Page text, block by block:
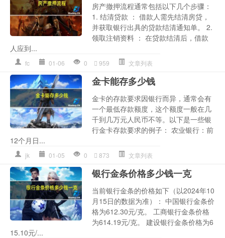
房产撤押流程通常包括以下几个步骤：
1. 结清贷款 ： 借款人需先结清房贷，
并获取银行出具的贷款结清通知单。 2.
领取注销资料 ： 在贷款结清后，借款
人应到...
fc 01-06 0 959 文章列表
金卡能存多少钱
金卡的存款要求因银行而异，通常会有
一个最低存款额度，这个额度一般在几
千到几万元人民币不等。以下是一些银
行金卡存款要求的例子： 农业银行：前
12个月日...
jk 01-05 0 873 文章列表
银行金条价格多少钱一克
当前银行金条的价格如下（以2024年10
月15日的数据为准）： 中国银行金条价
格为612.30元/克。 工商银行金条价格
为614.19元/克。 建设银行金条价格为6
15.10元/...